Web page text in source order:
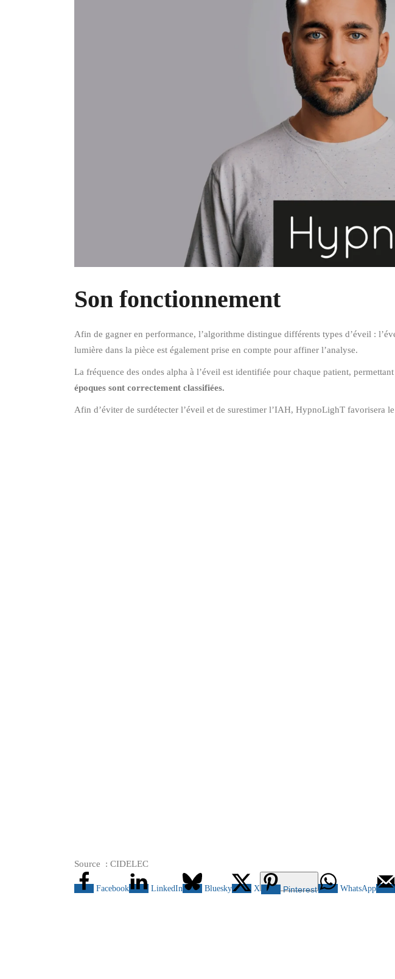
Son fonctionnement
Afin de gagner en performance, l’algorithme distingue différents types d’éveil :
lumière dans la pièce est également prise en compte pour affiner l’analyse.
La fréquence des ondes alpha à l’éveil est identifiée pour chaque patient,
époques sont correctement classifiées.
Afin d’éviter de surdétecter l’éveil et de surestimer l’IAH, HypnoLighT favorisera
Source : CIDELEC
Facebook LinkedIn Bluesky X Pinterest WhatsApp